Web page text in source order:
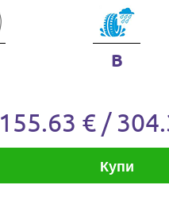
B
155.63 € /
Купи